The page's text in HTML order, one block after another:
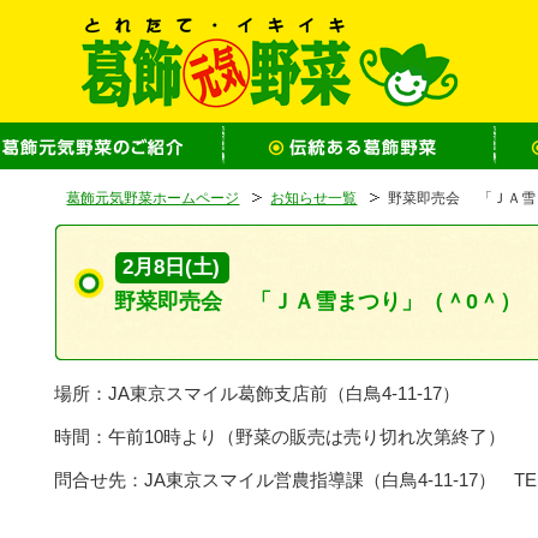
葛飾元気野菜ホームページ お知らせ一覧 野菜即売会 「ＪＡ雪
2月8日(土)
野菜即売会 「ＪＡ雪まつり」（＾0＾）
場所：JA東京スマイル葛飾支店前（白鳥4-11-17）
時間：午前10時より（野菜の販売は売り切れ次第終了）
問合せ先：JA東京スマイル営農指導課（白鳥4-11-17）